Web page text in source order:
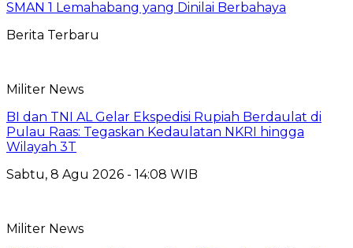
SMAN 1 Lemahabang yang Dinilai Berbahaya
Berita Terbaru
Militer News
BI dan TNI AL Gelar Ekspedisi Rupiah Berdaulat di
Pulau Raas: Tegaskan Kedaulatan NKRI hingga
Wilayah 3T
Sabtu, 8 Agu 2026 - 14:08 WIB
Militer News